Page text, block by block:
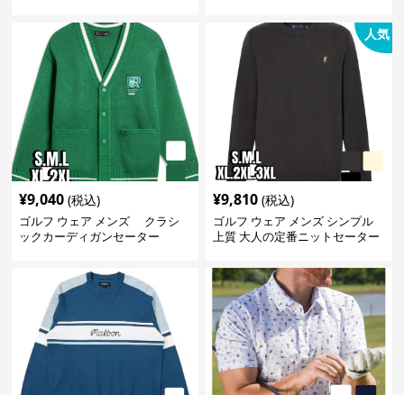
¥9,040 (税込)
ゴルフ ウェア メンズ クラシ
ックカーディガンセーター
人気
¥9,810 (税込)
ゴルフ ウェア メンズ シンプル
上質 大人の定番ニットセーター